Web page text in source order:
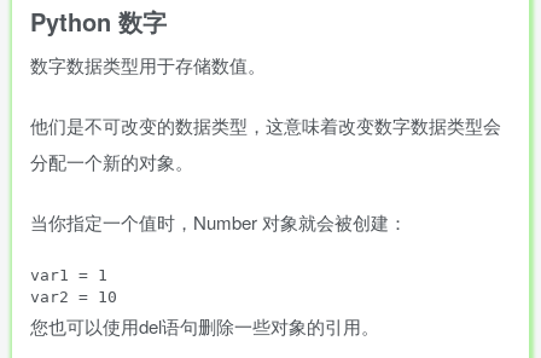
Python 数字
数字数据类型用于存储数值。
他们是不可改变的数据类型，这意味着改变数字数据类型会
分配一个新的对象。
当你指定一个值时，Number 对象就会被创建：
var1 = 1
var2 = 10
您也可以使用del语句删除一些对象的引用。